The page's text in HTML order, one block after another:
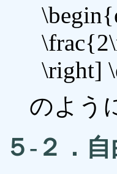
\right]
のよう
５-２．